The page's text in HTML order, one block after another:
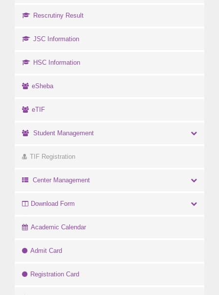
Rescrutiny Result
JSC Information
HSC Information
eSheba
eTIF
Student Management
TIF Registration
Center Management
Download Form
Academic Calendar
Admit Card
Registration Card